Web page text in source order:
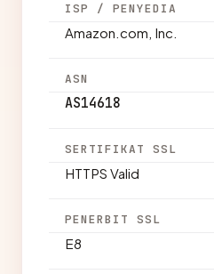
ISP / PENYEDIA
Amazon.com, Inc.
ASN
AS14618
SERTIFIKAT SSL
HTTPS Valid
PENERBIT SSL
E8